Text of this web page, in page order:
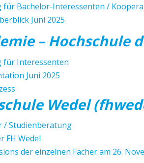
für Bachelor-Interessenten /
Juni 2025
– Hochschule
für Interessenten
Juni 2025
Wedel
/ Studienberatung
FH Wedel
der einzelnen Fächer am 26.